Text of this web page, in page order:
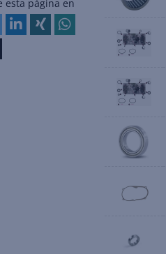
esta página en